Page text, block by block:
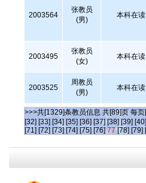
2003564
张教员
(男)
本科在读
2003495
张教员
(女)
本科在读
2003525
周教员
(男)
本科在读
>>>共[1329]条教员信息 共[89]页 每页
[32] [33] [34] [35] [36] [37] [38] [39] [40]
[71] [72] [73] [74] [75] [76] 77 [78] [79]